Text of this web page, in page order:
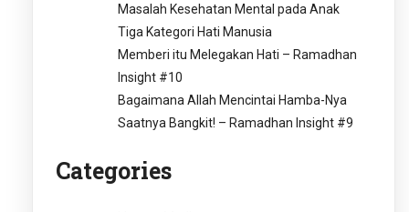
Masalah Kesehatan Mental pada Anak
Tiga Kategori Hati Manusia
Memberi itu Melegakan Hati – Ramadhan
Insight #10
Bagaimana Allah Mencintai Hamba-Nya
Saatnya Bangkit! – Ramadhan Insight #9
Categories